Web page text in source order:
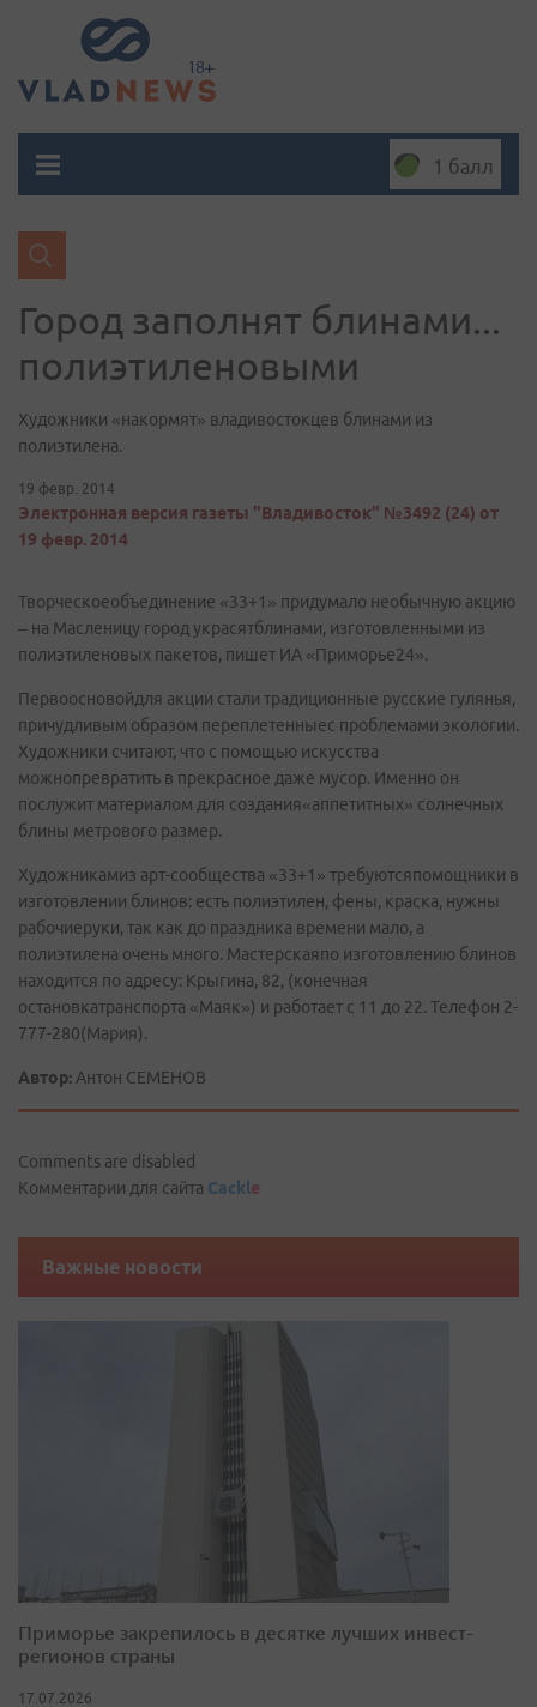
1 балл
Город заполнят блинами...
полиэтиленовыми
Художники «накормят» владивостокцев блинами из
полиэтилена.
19 февр. 2014
Электронная версия газеты "Владивосток" №3492 (24) от
19 февр. 2014
Творческоеобъединение «33+1» придумало необычную акцию
– на Масленицу город украсятблинами, изготовленными из
полиэтиленовых пакетов, пишет ИА «Приморье24».
Первоосновойдля акции стали традиционные русские гулянья,
причудливым образом переплетенныес проблемами экологии.
Художники считают, что с помощью искусства
можнопревратить в прекрасное даже мусор. Именно он
послужит материалом для создания«аппетитных» солнечных
блины метрового размер.
Художникамиз арт-сообщества «33+1» требуютсяпомощники в
изготовлении блинов: есть полиэтилен, фены, краска, нужны
рабочиеруки, так как до праздника времени мало, а
полиэтилена очень много. Мастерскаяпо изготовлению блинов
находится по адресу: Крыгина, 82, (конечная
остановкатранспорта «Маяк») и работает с 11 до 22. Телефон 2-
777-280(Мария).
Автор: Антон СЕМЕНОВ
Comments are disabled
Комментарии для сайта Cackle
Важные новости
Приморье закрепилось в десятке лучших инвест-
регионов страны
17.07.2026